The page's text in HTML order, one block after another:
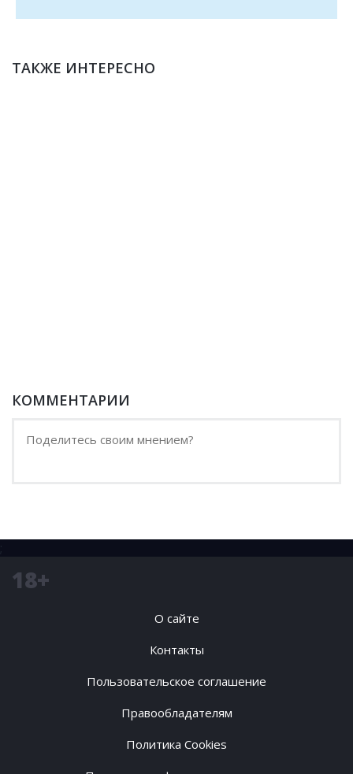
ТАКЖЕ ИНТЕРЕСНО
КОММЕНТАРИИ
;
18+
О сайте
Контакты
Пользовательское соглашение
Правообладателям
Политика Cookies